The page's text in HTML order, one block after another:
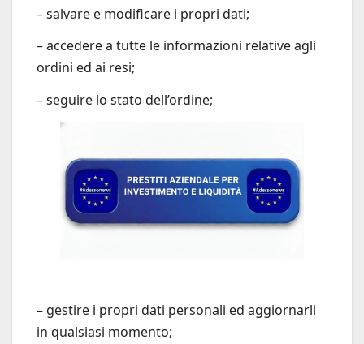
– salvare e modificare i propri dati;
– accedere a tutte le informazioni relative agli
ordini ed ai resi;
– seguire lo stato dell’ordine;
– gestire i propri dati personali ed aggiornarli
in qualsiasi momento;